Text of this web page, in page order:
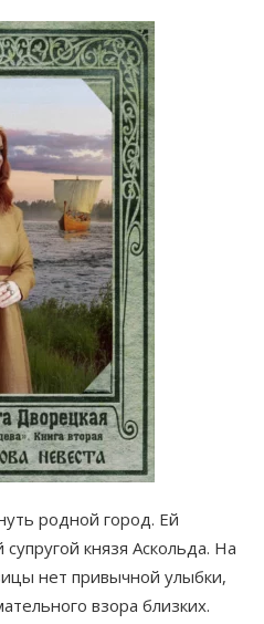
родной город. Ей
князя Аскольда. На
нет привычной улыбки,
взора близких.